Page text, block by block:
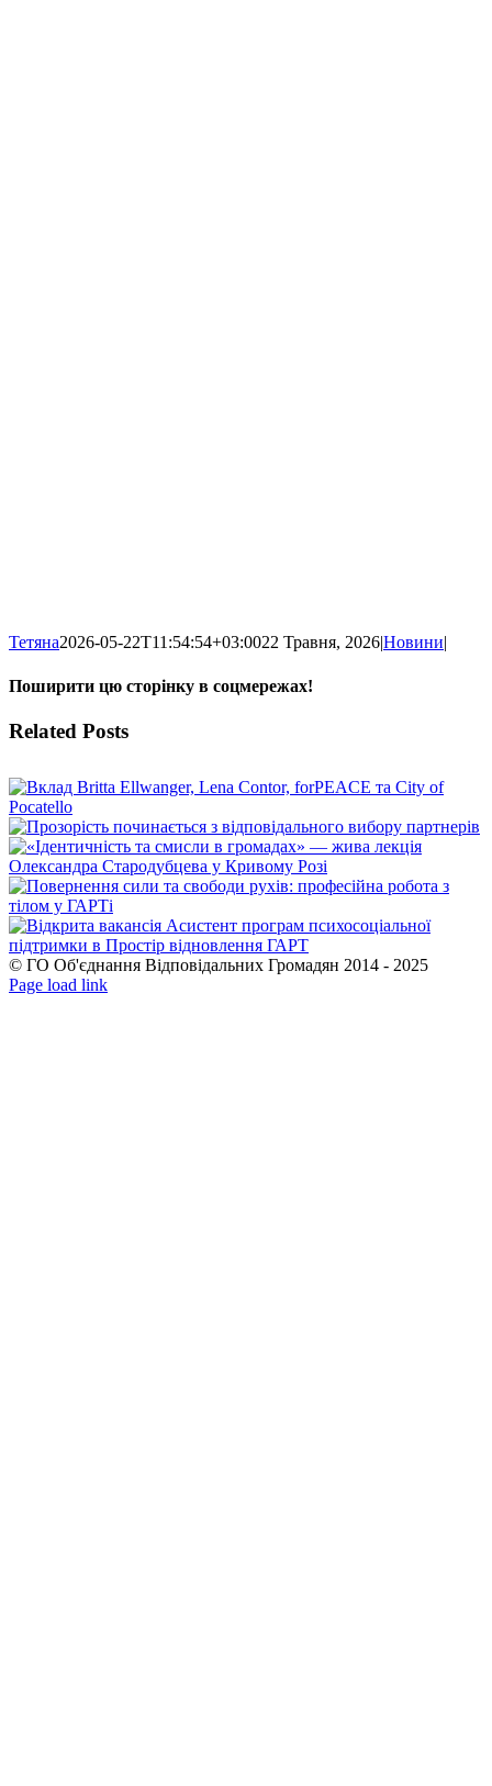
Тетяна2026-05-22T11:54:54+03:0022 Травня, 2026|Новини|
Поширити цю сторінку в соцмережах!
Facebook
X
WhatsApp
Telegram
Related Posts
© ГО Об'єднання Відповідальних Громадян 2014 - 2025
Facebook
YouTube
Page load link